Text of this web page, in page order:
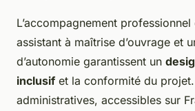
L’accompagnement
assistant à maîtrise d’ouvrage et
d’autonomie garantissent un
inclusif et la conformité du
administratives, accessibles sur